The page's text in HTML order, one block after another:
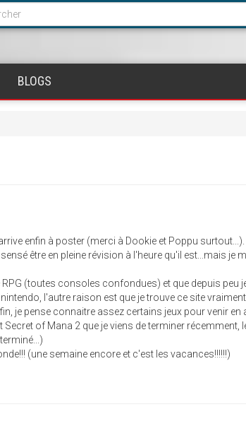
BLOGS
enfin à poster (merci à Dookie et Poppu
être en pleine révision à l'heure qu'il est...mais je
(toutes consoles confondues) et que depuis peu
l'autre raison est que je trouve ce site
je pense connaitre assez certains jeux pour venir en
of Mana 2 que je viens de terminer récemment,
(une semaine encore et c'est les vacances!!!!!!)